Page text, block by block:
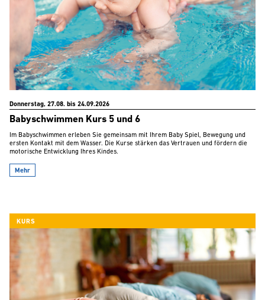
Donnerstag, 27.08. bis 24.09.2026
Babyschwimmen Kurs 5 und 6
Im Babyschwimmen erleben Sie gemeinsam mit Ihrem Baby Spiel, Bewegung und
ersten Kontakt mit dem Wasser. Die Kurse stärken das Vertrauen und fördern die
motorische Entwicklung Ihres Kindes.
Mehr
KURS